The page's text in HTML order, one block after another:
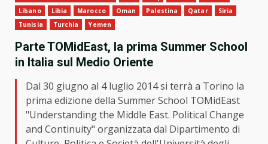
Libano
Libia Marocco Oman Palestina Qatar
Siria
Tunisia
Turchia Yemen
Parte TOMidEast, la prima Summer School
in Italia sul Medio Oriente
Dal 30 giugno al 4 luglio 2014 si terrà a Torino la
prima edizione della Summer School TOMidEast
"Understanding the Middle East. Political Change
and Continuity" organizzata dal Dipartimento di